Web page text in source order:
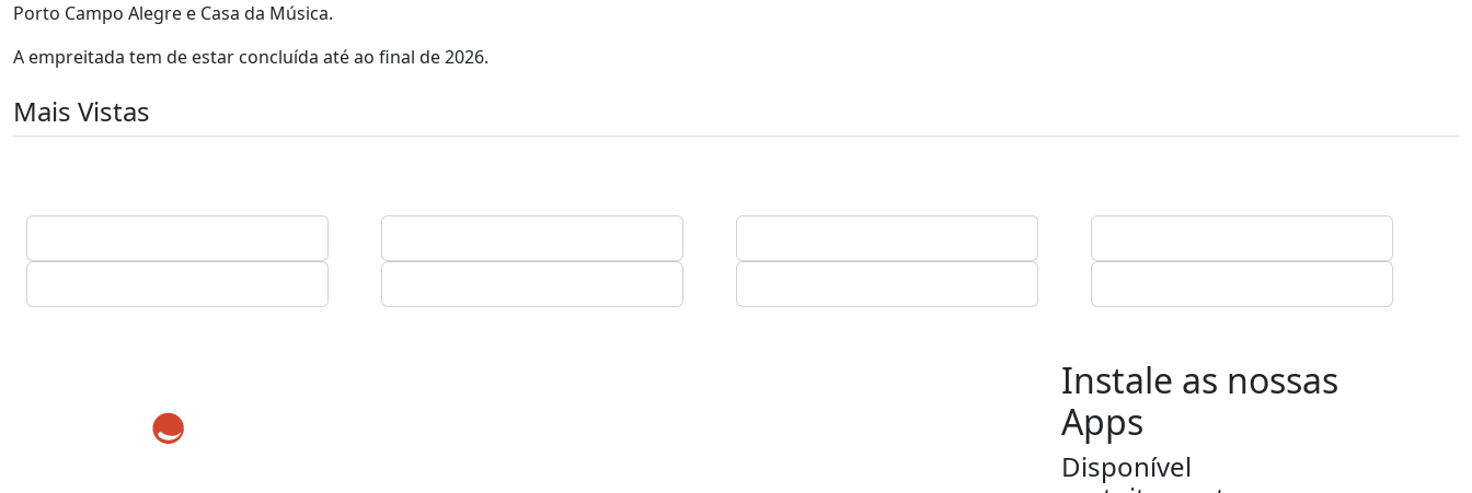
Porto Campo Alegre e Casa da Música.
A empreitada tem de estar concluída até ao final de 2026.
Mais Vistas
Instale as nossas
Apps
Disponível